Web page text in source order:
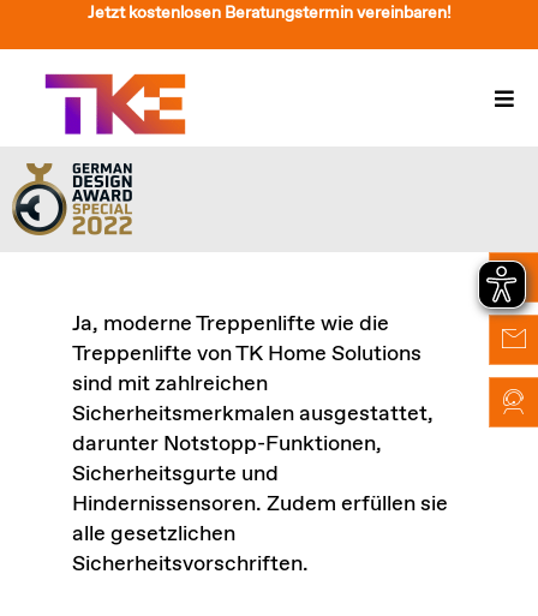
Inhalt
springen
Jetzt kostenlosen Beratungstermin vereinbaren!
Treppenlift
Preise
Treppenliftberatung
Über Uns & Kontakt
Suche
nach:
Ja, moderne Treppenlifte wie die
Treppenlifte von TK Home Solutions
sind mit zahlreichen
Sicherheitsmerkmalen ausgestattet,
darunter Notstopp-Funktionen,
Sicherheitsgurte und
Hindernissensoren. Zudem erfüllen sie
alle gesetzlichen
Sicherheitsvorschriften.